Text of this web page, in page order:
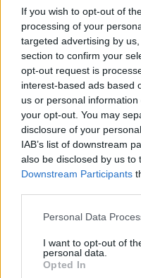
If you wish to opt-out of
processing of your
targeted advertising by
section to confirm your
opt-out request is
interest-based ads based
us or personal
your opt-out. You may
disclosure of your
IAB’s list of downstream
also be disclosed by us to
Downstream Participants
Please note that this
not limited to your visit or
grant or deny consent to
use your data for below
Personal Data
I want to opt-out of
personal data.
Opted In
Ελλάδα
Ανοιξιάτικο island
την Αθήνα ιδανικά για
3 Απριλίου 2024, 12:26
Άνοιξη είναι, το καλοκαίρι
λίγο...
Trip Ideas